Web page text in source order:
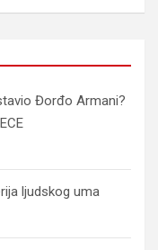
Đorđo Armani?
ljudskog uma